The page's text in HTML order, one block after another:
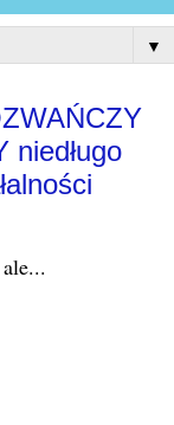
▼
niedługo